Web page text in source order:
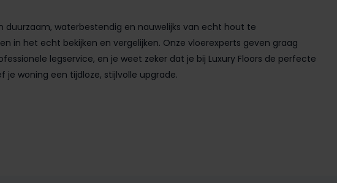
duurzaam, waterbestendig en nauwelijks van echt hout te
in het echt bekijken en vergelijken. Onze vloerexperts geven graag
legservice, en je weet zeker dat je bij Luxury Floors de perfecte
woning een tijdloze, stijlvolle upgrade.